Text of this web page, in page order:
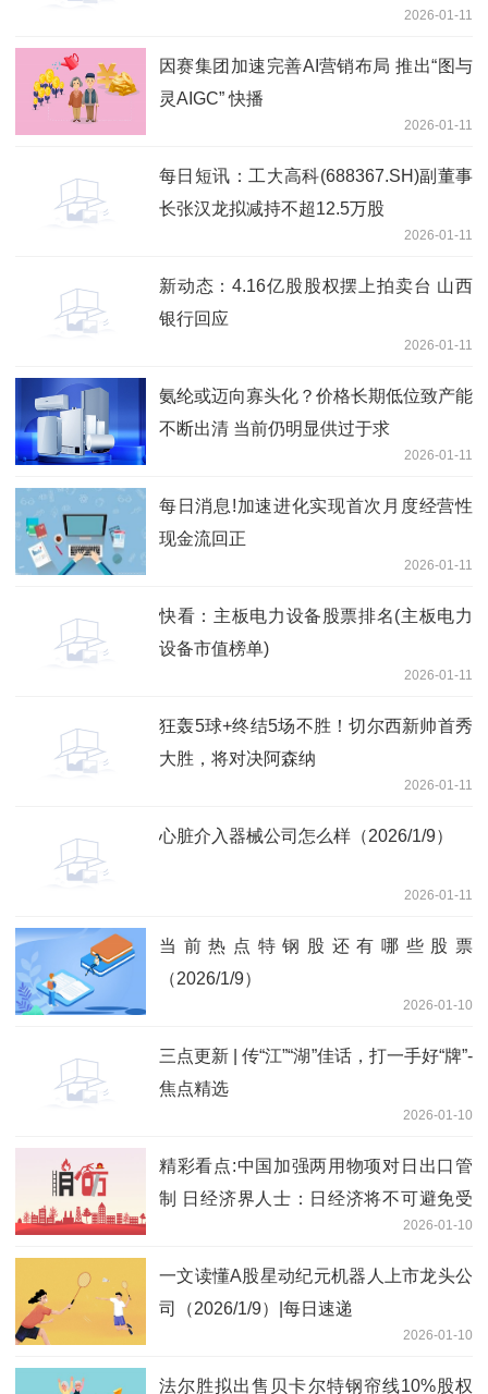
2026-01-11
因赛集团加速完善AI营销布局 推出“图与
灵AIGC” 快播
2026-01-11
每日短讯：工大高科(688367.SH)副董事
长张汉龙拟减持不超12.5万股
2026-01-11
新动态：4.16亿股股权摆上拍卖台 山西
银行回应
2026-01-11
氨纶或迈向寡头化？价格长期低位致产能
不断出清 当前仍明显供过于求
2026-01-11
每日消息!加速进化实现首次月度经营性
现金流回正
2026-01-11
快看：主板电力设备股票排名(主板电力
设备市值榜单)
2026-01-11
狂轰5球+终结5场不胜！切尔西新帅首秀
大胜，将对决阿森纳
2026-01-11
心脏介入器械公司怎么样（2026/1/9）
2026-01-11
当前热点特钢股还有哪些股票
（2026/1/9）
2026-01-10
三点更新 | 传“江”“湖”佳话，打一手好“牌”-
焦点精选
2026-01-10
精彩看点:中国加强两用物项对日出口管
制 日经济界人士：日经济将不可避免受
2026-01-10
一文读懂A股星动纪元机器人上市龙头公
司（2026/1/9）|每日速递
2026-01-10
法尔胜拟出售贝卡尔特钢帘线10%股权